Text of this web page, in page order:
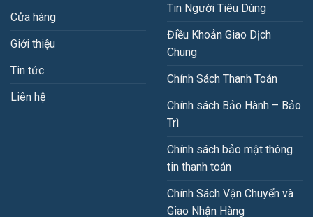
Cửa hàng
Giới thiệu
Tin tức
Liên hệ
Tin Người Tiêu Dùng
Điều Khoản Giao Dịch
Chung
Chính Sách Thanh Toán
Chính sách Bảo Hành – Bảo
Trì
Chính sách bảo mật thông
tin thanh toán
Chính Sách Vận Chuyển và
Giao Nhận Hàng